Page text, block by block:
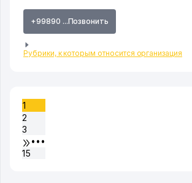
+99890 ...Позвонить
Рубрики, к которым относится организация
1
2
3
•••
15